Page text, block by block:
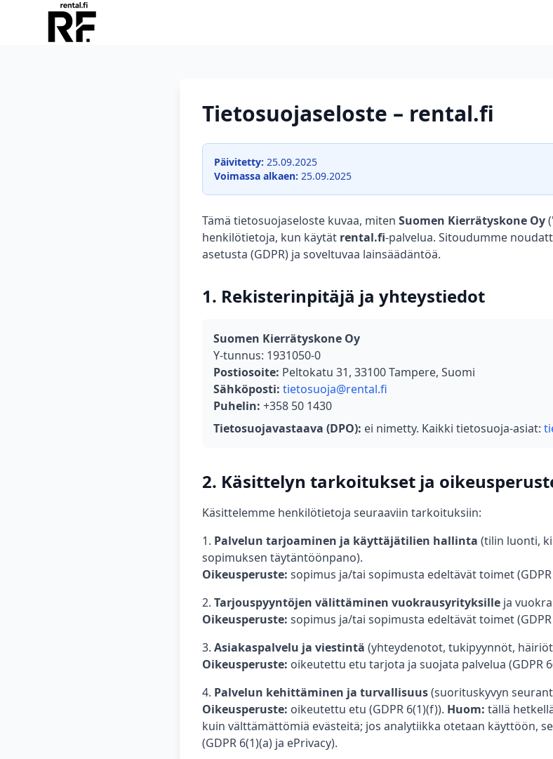
Tietosuojaseloste – rental.fi
Päivitetty: 25.09.2025
Voimassa alkaen: 25.09.2025
Tämä tietosuojaseloste kuvaa, miten Suomen Kierrätyskone Oy
henkilötietoja, kun käytät rental.fi-palvelua. Sitoudumme
asetusta (GDPR) ja soveltuvaa lainsäädäntöä.
1. Rekisterinpitäjä ja yhteystiedot
Suomen Kierrätyskone Oy
Y-tunnus: 1931050-0
Postiosoite: Peltokatu 31, 33100 Tampere, Suomi
Sähköposti: tietosuoja@rental.fi
Puhelin: +358 50 1430
Tietosuojavastaava (DPO): ei nimetty. Kaikki tietosuoja-asiat:
2. Käsittelyn tarkoitukset ja
Käsittelemme henkilötietoja seuraaviin tarkoituksiin:
Palvelun tarjoaminen ja käyttäjätilien hallinta (tilin luonti,
sopimuksen täytäntöönpano).
Oikeusperuste: sopimus ja/tai sopimusta edeltävät toimet (GDPR
Tarjouspyyntöjen välittäminen vuokrausyrityksille ja
Oikeusperuste: sopimus ja/tai sopimusta edeltävät toimet (GDPR
Asiakaspalvelu ja viestintä (yhteydenotot, tukipyynnöt,
Oikeusperuste: oikeutettu etu tarjota ja suojata palvelua (GDPR
Palvelun kehittäminen ja turvallisuus(suorituskyvyn
Oikeusperuste: oikeutettu etu (GDPR 6(1)(f)). Huom: tällä
kuin välttämättömiä evästeitä; jos analytiikka otetaan käyttöön,
(GDPR 6(1)(a) ja ePrivacy).